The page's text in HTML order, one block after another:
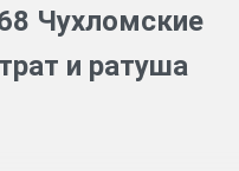
Чухломские
и ратуша